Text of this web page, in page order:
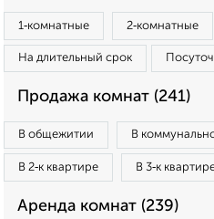
1‑комнатные 2‑комнатные
На длительный срок
Продажа комнат (241)
В общежитии В
В 2‑к квартире В 3‑к
Аренда комнат (239)